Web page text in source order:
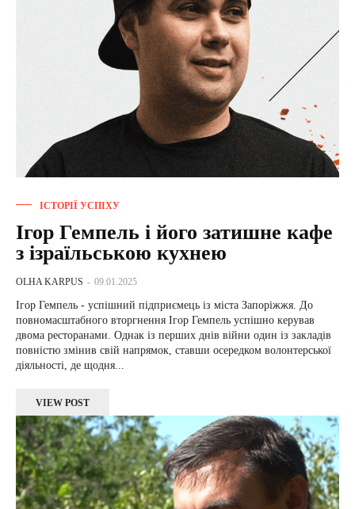
ІСТОРІЇ УСПІХУ
Ігор Гемпель і його затишне кафе
з ізраїльською кухнею
OLHA KARPUS - 09.01.2025
Ігор Гемпель - успішний підприємець із міста Запоріжжя. До
повномасштабного вторгнення Ігор Гемпель успішно керував
двома ресторанами. Однак із перших днів війни один із закладів
повністю змінив свій напрямок, ставши осередком волонтерської
діяльності, де щодня...
VIEW POST